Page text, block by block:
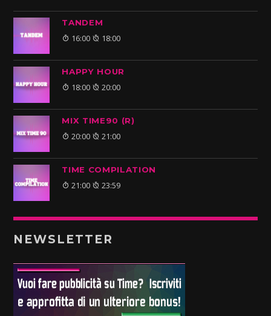
TANDEM
16:00 18:00
HAPPY HOUR
18:00 20:00
MIX TIME90 (R)
20:00 21:00
TIME COMPILATION
21:00 23:59
NEWSLETTER